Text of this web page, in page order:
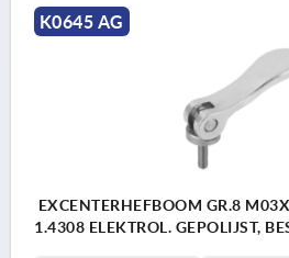
K0645 AG
EXCENTERHEFBOOM GR.8
1.4308 ELEKTROL. GEPOLIJST,